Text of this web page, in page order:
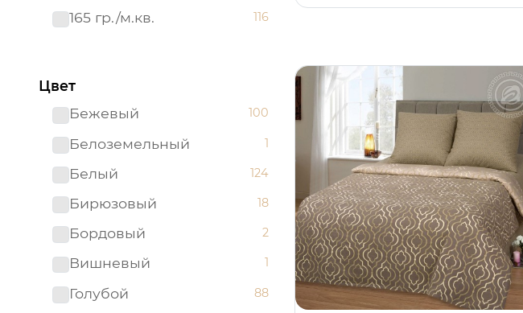
165 гр./м.кв. 116
Цвет
Бежевый
100
Белоземельный 1
Белый 124
Бирюзовый 18
Бордовый 2
Вишневый 1
Голубой 88